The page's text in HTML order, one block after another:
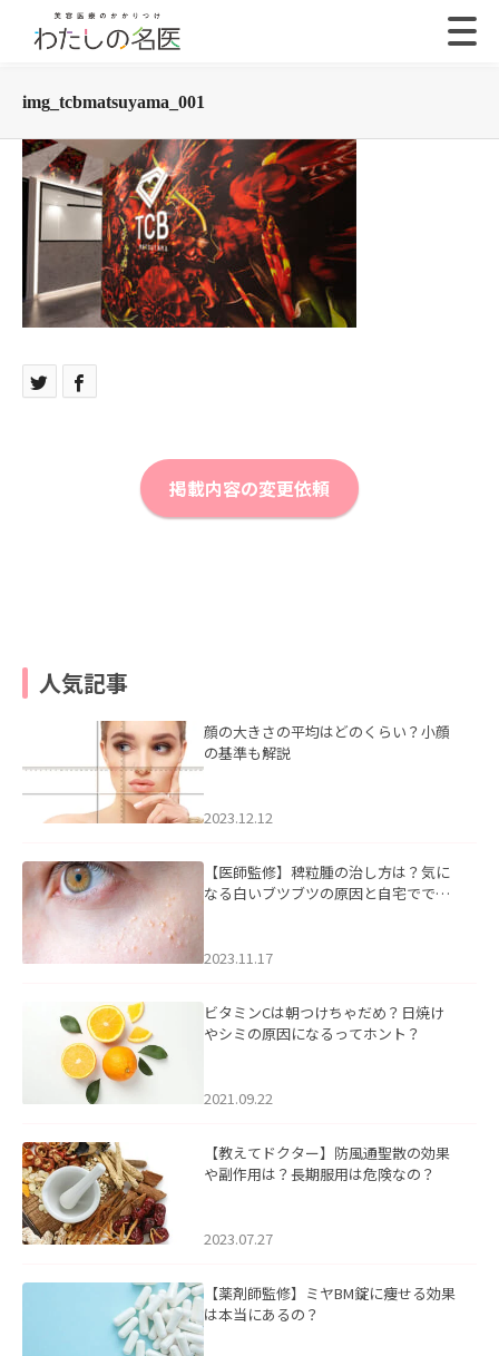
img_tcbmatsuyama_001
掲載内容の変更依頼
人気記事
顔の大きさの平均はどのくらい？小顔
の基準も解説
2023.12.12
【医師監修】稗粒腫の治し方は？気に
なる白いブツブツの原因と自宅ででき
2023.11.17
ビタミンCは朝つけちゃだめ？日焼け
やシミの原因になるってホント？
2021.09.22
【教えてドクター】防風通聖散の効果
や副作用は？長期服用は危険なの？
2023.07.27
【薬剤師監修】ミヤBM錠に痩せる効果
は本当にあるの？